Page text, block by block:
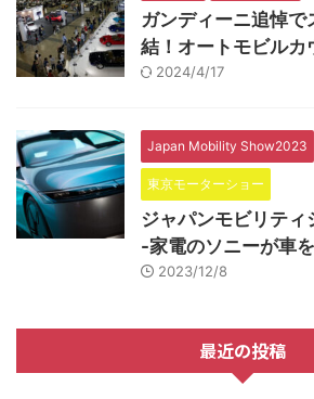
ガンディーニ追悼
結！オートモビル
2024/4/17
Japan Mobility Show2023
東京モーターショー
ジャパンモビリテ
-家電のソニーが車
2023/12/8
最近の投稿